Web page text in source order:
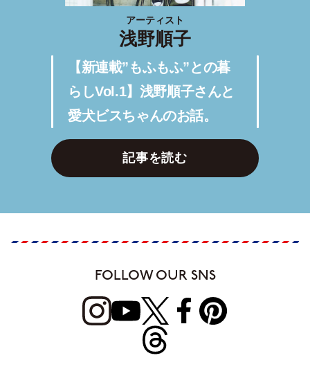
アーティスト
浅野順子
【新連載”もふもふ”との暮
らしVol.1】浅野順子さんと
愛犬ビスちゃんのお話。
記事を読む
FOLLOW OUR SNS